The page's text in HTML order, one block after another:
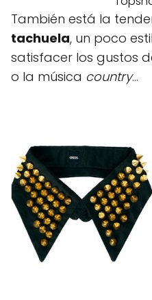
También está la
tachuela, un poco
satisfacer los gustos
o la música country…